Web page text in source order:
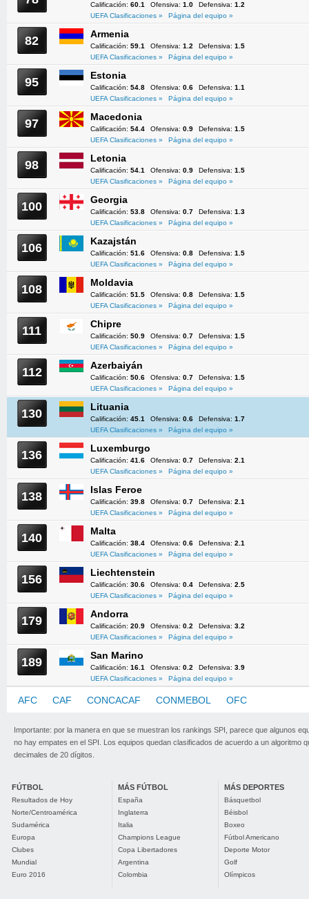
Calificación: 60.1 Ofensiva: 1.0 Defensiva: 1.2
UEFA Clasificaciones »
Página del equipo »
82 Armenia
Calificación: 59.1 Ofensiva: 1.2 Defensiva: 1.5
UEFA Clasificaciones »
Página del equipo »
95 Estonia
Calificación: 54.8 Ofensiva: 0.6 Defensiva: 1.1
UEFA Clasificaciones »
Página del equipo »
97 Macedonia
Calificación: 54.4 Ofensiva: 0.9 Defensiva: 1.5
UEFA Clasificaciones »
Página del equipo »
98 Letonia
Calificación: 54.1 Ofensiva: 0.9 Defensiva: 1.5
UEFA Clasificaciones »
Página del equipo »
100 Georgia
Calificación: 53.8 Ofensiva: 0.7 Defensiva: 1.3
UEFA Clasificaciones »
Página del equipo »
106 Kazajstán
Calificación: 51.6 Ofensiva: 0.8 Defensiva: 1.5
UEFA Clasificaciones »
Página del equipo »
108 Moldavia
Calificación: 51.5 Ofensiva: 0.8 Defensiva: 1.5
UEFA Clasificaciones »
Página del equipo »
111 Chipre
Calificación: 50.9 Ofensiva: 0.7 Defensiva: 1.5
UEFA Clasificaciones »
Página del equipo »
112 Azerbaiyán
Calificación: 50.6 Ofensiva: 0.7 Defensiva: 1.5
UEFA Clasificaciones »
Página del equipo »
130 Lituania
Calificación: 45.1 Ofensiva: 0.6 Defensiva: 1.7
UEFA Clasificaciones »
Página del equipo »
136 Luxemburgo
Calificación: 41.6 Ofensiva: 0.7 Defensiva: 2.1
UEFA Clasificaciones »
Página del equipo »
138 Islas Feroe
Calificación: 39.8 Ofensiva: 0.7 Defensiva: 2.1
UEFA Clasificaciones »
Página del equipo »
140 Malta
Calificación: 38.4 Ofensiva: 0.6 Defensiva: 2.1
UEFA Clasificaciones »
Página del equipo »
156 Liechtenstein
Calificación: 30.6 Ofensiva: 0.4 Defensiva: 2.5
UEFA Clasificaciones »
Página del equipo »
179 Andorra
Calificación: 20.9 Ofensiva: 0.2 Defensiva: 3.2
UEFA Clasificaciones »
Página del equipo »
189 San Marino
Calificación: 16.1 Ofensiva: 0.2 Defensiva: 3.9
UEFA Clasificaciones »
Página del equipo »
AFC CAF CONCACAF CONMEBOL OFC
Importante: por la manera en que se muestran los rankings SPI, parece que algunos
no hay empates en el SPI. Los equipos quedan clasificados de acuerdo a un algoritmo
decimales de 20 dígitos.
FÚTBOL
Resultados de Hoy
Norte/Centroamérica
Sudamérica
Europa
Clubes
Mundial
Euro 2016
MÁS FÚTBOL
España
Inglaterra
Italia
Champions League
Copa Libertadores
Argentina
Colombia
MÁS DEPORTES
Básquetbol
Béisbol
Boxeo
Fútbol Americano
Deporte Motor
Golf
Olímpicos